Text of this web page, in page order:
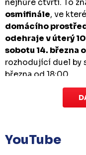
nejhůře čtvrtí. To
osmifinále, ve
domácího
odehraje v úterý
sobotu 14. března
rozhodující duel by
března od 18:00.
Zápas dorostu
které se mělo
odloženo!
YouTube